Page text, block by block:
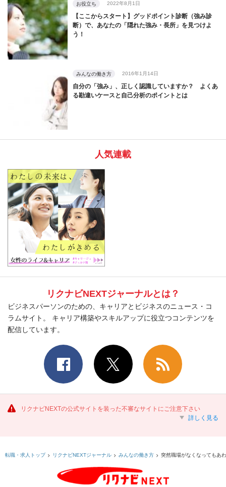
お役立ち 2022年8月1日
【ここからスタート】グッドポイント診断（強み診
断）で、あなたの「隠れた強み・長所」を見つけよ
う！
みんなの働き方 2016年1月14日
自分の「強み」、正しく認識していますか？ よくあ
る勘違いケースと自己分析のポイントとは
人気連載
リクナビNEXTジャーナルとは？
ビジネスパーソンのための、キャリアとビジネスのニュース・コ
ラムサイト。 キャリア構築やスキルアップに役立つコンテンツを
配信しています。
リクナビNEXTの公式サイトを装った不審なサイトにご注意下さい
詳しく見る
転職・求人トップ リクナビNEXTジャーナル みんなの働き方 突然職場がなくなってもあ